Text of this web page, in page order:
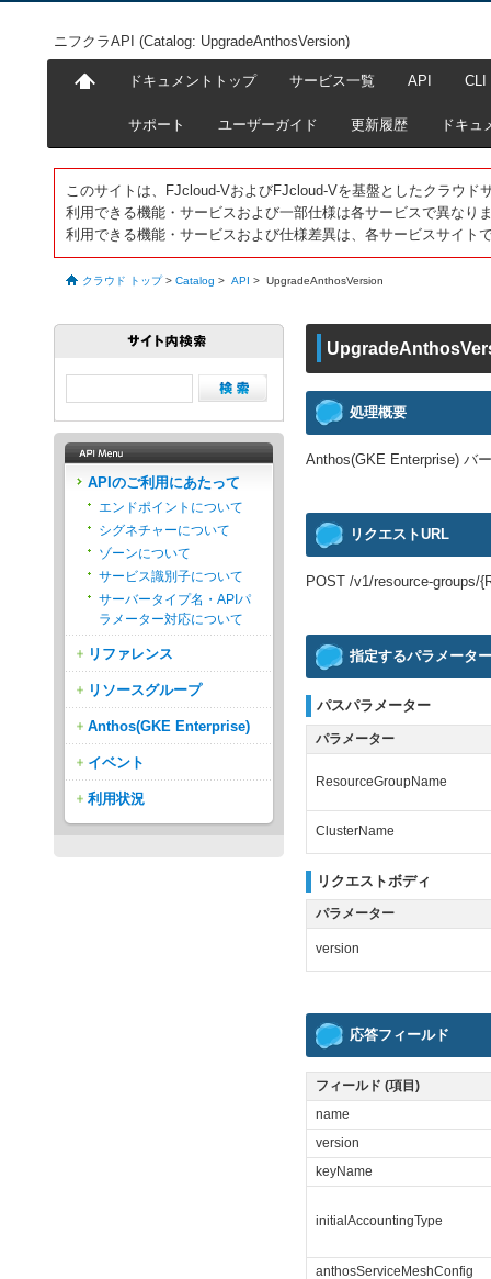
ニフクラAPI (Catalog: UpgradeAnthosVersion)
ドキュメントトップ サービス一覧 API CLI
サポート ユーザーガイド 更新履歴 ドキュ
このサイトは、FJcloud-VおよびFJcloud-Vを基盤としたクラウド
利用できる機能・サービスおよび一部仕様は各サービスで異なり
利用できる機能・サービスおよび仕様差異は、各サービスサイト
クラウド トップ > Catalog > API > UpgradeAnthosVersion
処理概要
Anthos(GKE Enterprise) バ
リクエストURL
POST /v1/resource-groups/
指定するパラメーター
パスパラメーター
パラメーター
ResourceGroupName
ClusterName
リクエストボディ
パラメーター
version
応答フィールド
フィールド (項目)
name
version
keyName
initialAccountingType
anthosServiceMeshConfig
APIのご利用にあたって
エンドポイントについて
シグネチャーについて
ゾーンについて
サービス識別子について
サーバータイプ名・APIパ
ラメーター対応について
リファレンス
リソースグループ
Anthos(GKE Enterprise)
イベント
利用状況